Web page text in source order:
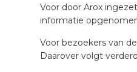
Voor door Arox
informatie
Voor bezoekers van
Daarover volgt